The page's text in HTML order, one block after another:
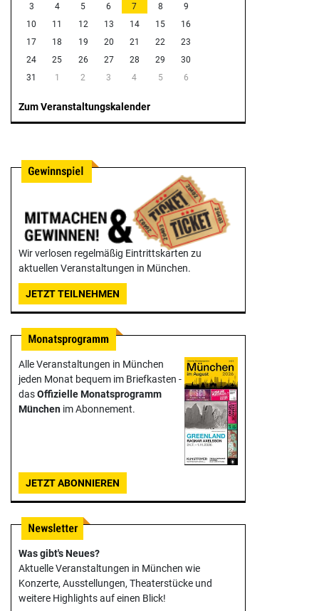
3
4 5 6 7 8
9
10
11 12 13 14 15
16
17
18 19 20 21 22
23
24
25 26 27 28 29
30
31
1 2 3 4 5 6
Zum Veranstaltungskalender
Wir verlosen regelmäßig Eintrittskarten zu
aktuellen Veranstaltungen in München.
JETZT TEILNEHMEN
Alle Veranstaltungen in München
jeden Monat bequem im Briefkasten -
dasOffizielle Monats­programm
München im Abonnement.
JETZT ABONNIEREN
Was gibt's Neues?
Aktuelle Veranstaltungen in München wie
Konzerte, Ausstellungen, Theater­stücke und
weitere Highlights auf einen Blick!